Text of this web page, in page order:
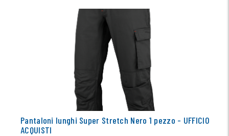
Pantaloni lunghi Super Stretch Nero 1 pezzo - UFFICIO
ACQUISTI